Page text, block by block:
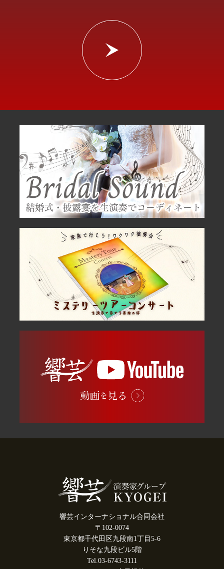
響芸インターナショナル合同会社
〒102-0074
東京都千代田区九段南1丁目5-6
りそな九段ビル5階
Tel.03-6743-3111